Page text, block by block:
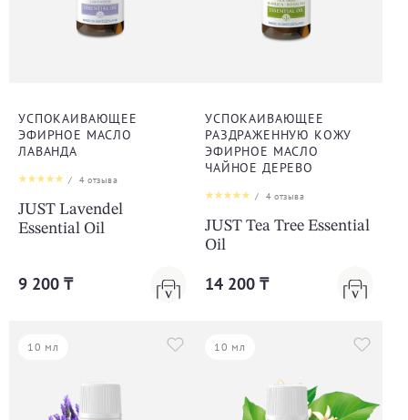
УСПОКАИВАЮЩЕЕ
ЭФИРНОЕ МАСЛО
ЛАВАНДА
/ 4отзыва
JUST Lavendel
Essential Oil
9 200 ₸
УСПОКАИВАЮЩЕЕ
РАЗДРАЖЕННУЮ КОЖУ
ЭФИРНОЕ МАСЛО
ЧАЙНОЕ ДЕРЕВО
/ 4отзыва
JUST Tea Tree Essential
Oil
14 200 ₸
10 мл 10 мл